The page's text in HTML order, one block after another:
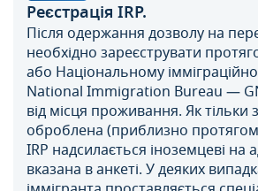
Реєстрація IRP.
Після одержання дозволу на
необхідно зареєструвати
або Національному
National Immigration Bureau —
від місця проживання. Як тільки
оброблена (приблизно протягом
IRP надсилається іноземцеві на
вказана в анкеті. У деяких